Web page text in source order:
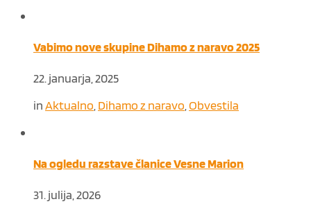
Vabimo nove skupine Dihamo z naravo 2025
22. januarja, 2025
inAktualno Dihamo z naravo Obvestila
Na ogledu razstave članice Vesne Marion
31. julija, 2026